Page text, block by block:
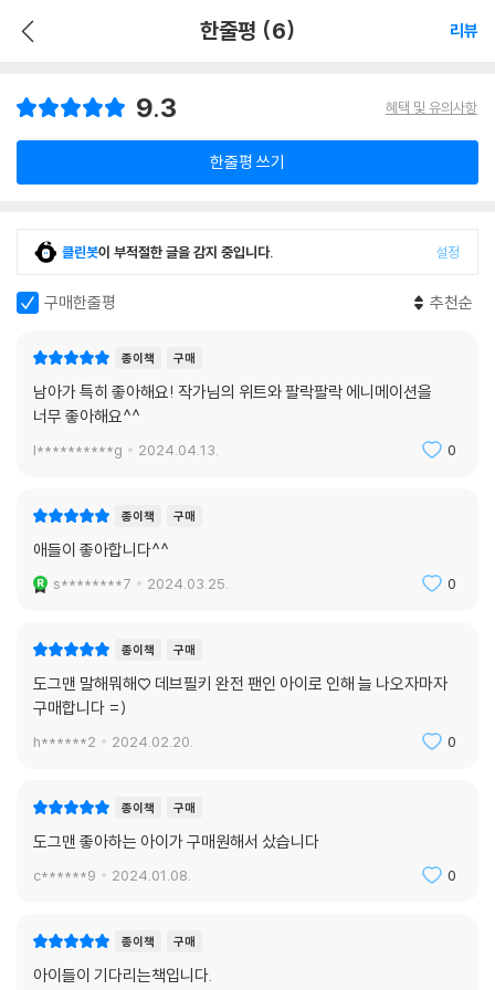
한줄평 (6) 리뷰
9.3 혜택 및 유의사항
한줄평 쓰기
클린봇이 부적절한 글을 감지 중입니다. 설정
구매한줄평 추천순
종이책 구매
남아가 특히 좋아해요! 작가님의 위트와 팔락팔락 에니메이션을
너무 좋아해요^^
l**********g 2024.04.13. 0
종이책 구매
애들이 좋아합니다^^
s********7 2024.03.25. 0
종이책 구매
도그맨 말해뭐해♡ 데브필키 완전 팬인 아이로 인해 늘 나오자마자
구매합니다 =)
h******2 2024.02.20. 0
종이책 구매
도그맨 좋아하는 아이가 구매원해서 샀습니다
c******9 2024.01.08. 0
종이책 구매
아이들이 기다리는책입니다.